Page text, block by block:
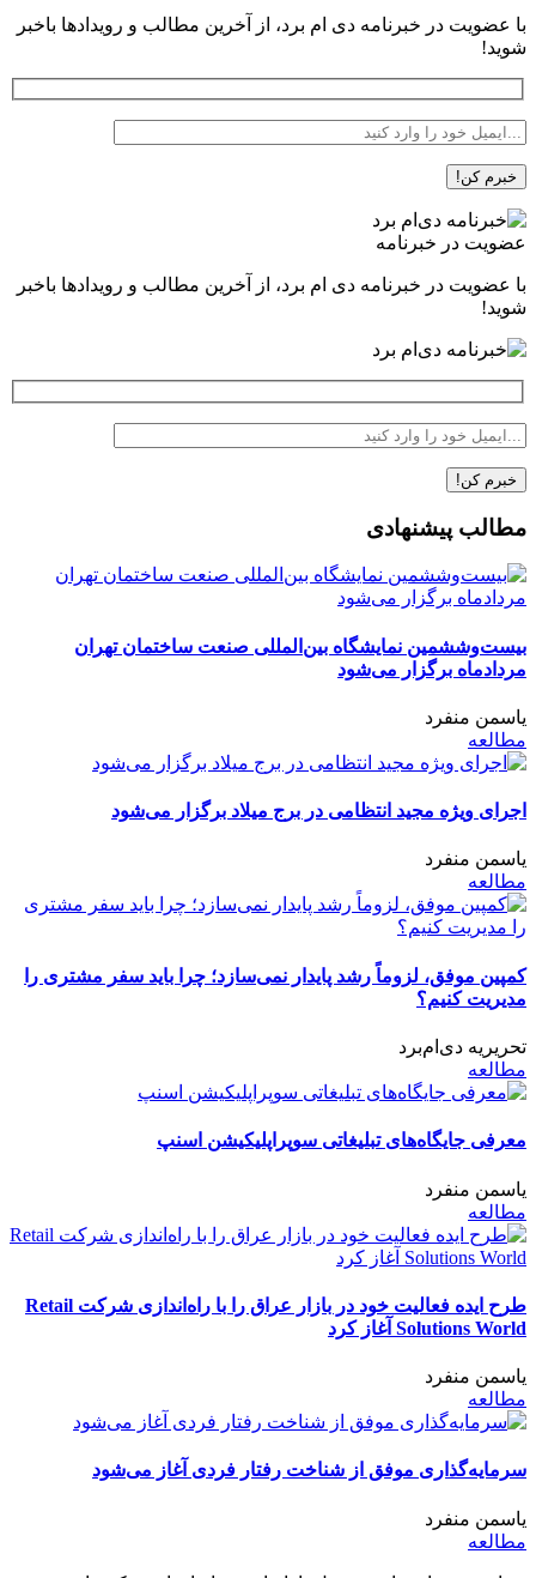
با عضویت در خبرنامه دی ام برد، از آخرین مطالب و رویدادها باخبر
شوید!
عضویت در خبرنامه
با عضویت در خبرنامه دی ام برد، از آخرین مطالب و رویدادها باخبر
شوید!
مطالب پیشنهادی
بیست‌وششمین نمایشگاه بین‌المللی صنعت ساختمان تهران
مردادماه برگزار می‌شود
یاسمن منفرد
مطالعه
اجرای ویژه مجید انتظامی در برج میلاد برگزار می‌شود
یاسمن منفرد
مطالعه
کمپین موفق، لزوماً رشد پایدار نمی‌سازد؛ چرا باید سفر مشتری را
مدیریت کنیم؟
تحریریه دی‌ام‌برد
مطالعه
معرفی جایگاه‌های تبلیغاتی سوپراپلیکیشن اسنپ
یاسمن منفرد
مطالعه
طرح ایده فعالیت خود در بازار عراق را با راه‌اندازی شرکت Retail
Solutions World آغاز کرد
یاسمن منفرد
مطالعه
سرمایه‌گذاری موفق از شناخت رفتار فردی آغاز می‌شود
یاسمن منفرد
مطالعه